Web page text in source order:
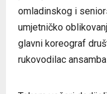
omladinskog i
umjetničko
glavni koreograf
rukovodilac